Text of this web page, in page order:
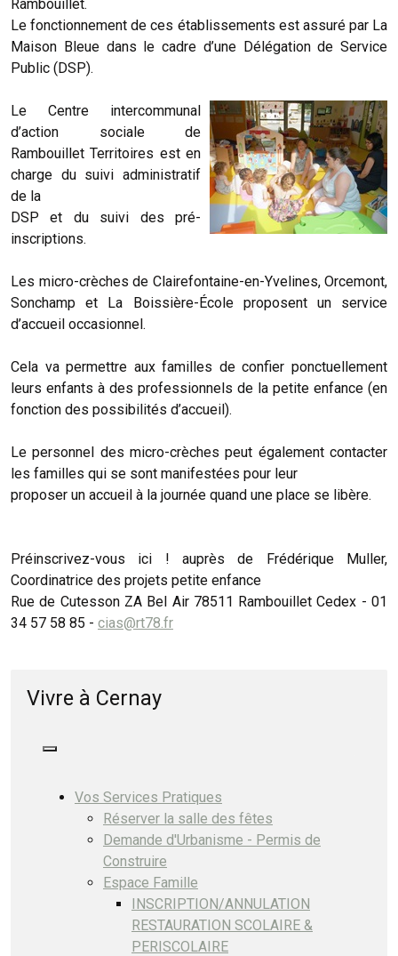
Rambouillet.
Le fonctionnement de ces établissements est assuré par La
Maison Bleue dans le cadre d’une Délégation de Service
Public (DSP).
Le Centre intercommunal
d’action sociale de
Rambouillet Territoires est en
charge du suivi administratif
de la
DSP et du suivi des pré-
inscriptions.
Les micro-crèches de Clairefontaine-en-Yvelines, Orcemont,
Sonchamp et La Boissière-École proposent un service
d’accueil occasionnel.
Cela va permettre aux familles de confier ponctuellement
leurs enfants à des professionnels de la petite enfance (en
fonction des possibilités d’accueil).
Le personnel des micro-crèches peut également contacter
les familles qui se sont manifestées pour leur
proposer un accueil à la journée quand une place se libère.
Préinscrivez-vous ici ! auprès de Frédérique Muller,
Coordinatrice des projets petite enfance
Rue de Cutesson ZA Bel Air 78511 Rambouillet Cedex - 01
34 57 58 85 - cias@rt78.fr
Vivre à Cernay
Vos Services Pratiques
Réserver la salle des fêtes
Demande d'Urbanisme - Permis de
Construire
Espace Famille
INSCRIPTION/ANNULATION
RESTAURATION SCOLAIRE &
PERISCOLAIRE